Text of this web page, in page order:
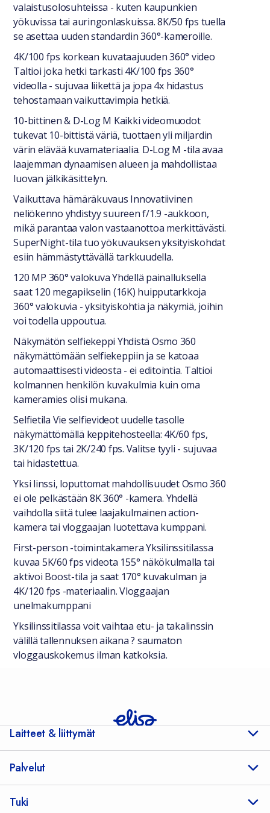
valaistusolosuhteissa - kuten kaupunkien
yökuvissa tai auringonlaskuissa. 8K/50 fps tuella
se asettaa uuden standardin 360°-kameroille.
4K/100 fps korkean kuvataajuuden 360° video
Taltioi joka hetki tarkasti 4K/100 fps 360°
videolla - sujuvaa liikettä ja jopa 4x hidastus
tehostamaan vaikuttavimpia hetkiä.
10-bittinen & D-Log M Kaikki videomuodot
tukevat 10-bittistä väriä, tuottaen yli miljardin
värin elävää kuvamateriaalia. D-Log M -tila avaa
laajemman dynaamisen alueen ja mahdollistaa
luovan jälkikäsittelyn.
Vaikuttava hämäräkuvaus Innovatiivinen
neliökenno yhdistyy suureen f/1.9 -aukkoon,
mikä parantaa valon vastaanottoa merkittävästi.
SuperNight-tila tuo yökuvauksen yksityiskohdat
esiin hämmästyttävällä tarkkuudella.
120 MP 360° valokuva Yhdellä painalluksella
saat 120 megapikselin (16K) huipputarkkoja
360° valokuvia - yksityiskohtia ja näkymiä, joihin
voi todella uppoutua.
Näkymätön selfiekeppi Yhdistä Osmo 360
näkymättömään selfiekeppiin ja se katoaa
automaattisesti videosta - ei editointia. Taltioi
kolmannen henkilön kuvakulmia kuin oma
kameramies olisi mukana.
Selfietila Vie selfievideot uudelle tasolle
näkymättömällä keppitehosteella: 4K/60 fps,
3K/120 fps tai 2K/240 fps. Valitse tyyli - sujuvaa
tai hidastettua.
Yksi linssi, loputtomat mahdollisuudet Osmo 360
ei ole pelkästään 8K 360° -kamera. Yhdellä
vaihdolla siitä tulee laajakulmainen action-
kamera tai vloggaajan luotettava kumppani.
First-person -toimintakamera Yksilinssitilassa
kuvaa 5K/60 fps videota 155° näkökulmalla tai
aktivoi Boost-tila ja saat 170° kuvakulman ja
4K/120 fps -materiaalin. Vloggaajan
unelmakumppani
Yksilinssitilassa voit vaihtaa etu- ja takalinssin
välillä tallennuksen aikana ? saumaton
vloggauskokemus ilman katkoksia.
Laitteet & liittymät
Palvelut
Tuki